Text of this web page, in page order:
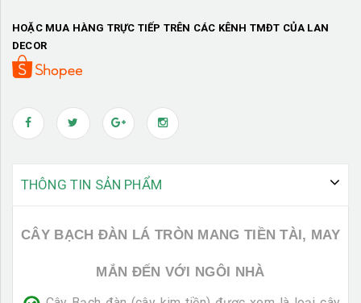
HOẶC MUA HÀNG TRỰC TIẾP TRÊN CÁC KÊNH TMĐT CỦA LAN
DECOR
THÔNG TIN SẢN PHẨM
CÂY BẠCH ĐÀN LÁ TRÒN MANG TIỀN TÀI, MAY
MẮN ĐẾN VỚI NGÔI NHÀ